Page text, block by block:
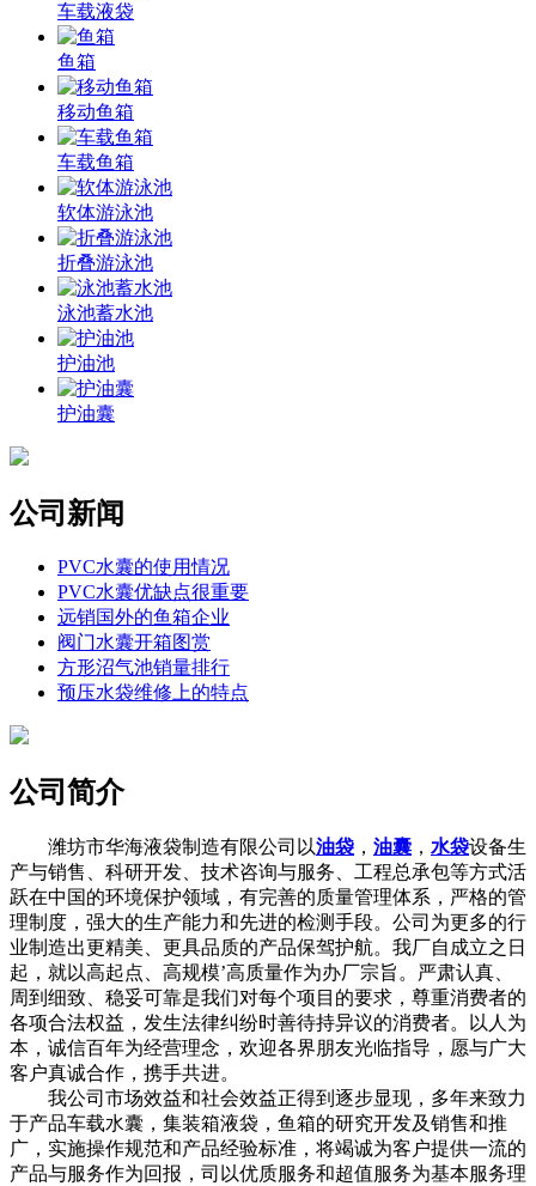
车载液袋
鱼箱
移动鱼箱
车载鱼箱
软体游泳池
折叠游泳池
泳池蓄水池
护油池
护油囊
公司新闻
PVC水囊的使用情况
PVC水囊优缺点很重要
远销国外的鱼箱企业
阀门水囊开箱图赏
方形沼气池销量排行
预压水袋维修上的特点
公司简介
潍坊市华海液袋制造有限公司以油袋 ， 油囊 ， 水袋设备生
产与销售、科研开发、技术咨询与服务、工程总承包等方式活
跃在中国的环境保护领域，有完善的质量管理体系，严格的管
理制度，强大的生产能力和先进的检测手段。公司为更多的行
业制造出更精美、更具品质的产品保驾护航。我厂自成立之日
起，就以高起点、高规模’高质量作为办厂宗旨。严肃认真、
周到细致、稳妥可靠是我们对每个项目的要求，尊重消费者的
各项合法权益，发生法律纠纷时善待持异议的消费者。以人为
本，诚信百年为经营理念，欢迎各界朋友光临指导，愿与广大
客户真诚合作，携手共进。
我公司市场效益和社会效益正得到逐步显现，多年来致力
于产品车载水囊，集装箱液袋，鱼箱的研究开发及销售和推
广，实施操作规范和产品经验标准，将竭诚为客户提供一流的
产品与服务作为回报，司以优质服务和超值服务为基本服务理